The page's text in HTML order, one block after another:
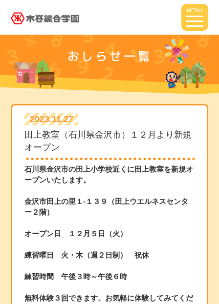
MENU
おしらせ一覧
2023.11.27
田上教室（石川県金沢市）１２月より新規
オープン
石川県金沢市の田上小学校近くに田上教室を新規オ
ープンいたします。
金沢市田上の里１-１３９（田上ウエルネスセンタ
ー２階）
オープン日 １２月５日（火）
練習曜日 火・木（週２日制） 祝休
練習時間 午後３時～午後６時
無料体験３回できます。お気軽に体験してみてくだ